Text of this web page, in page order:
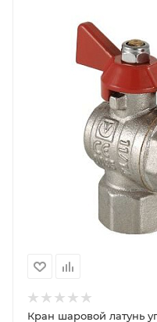
Кран шаровой латунь